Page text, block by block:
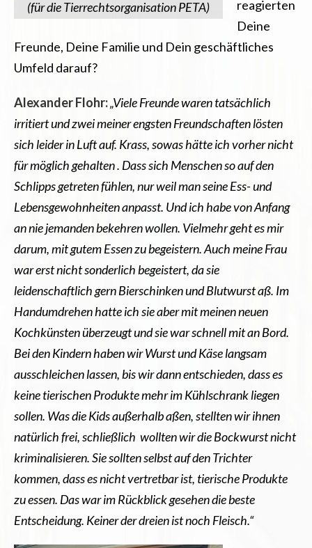
(für die Tierrechtsorganisation PETA)
reagierten
Deine
Freunde, Deine Familie und Dein geschäftliches
Umfeld darauf?
Alexander Flohr:„Viele Freunde waren tatsächlich
irritiert und zwei meiner engsten Freundschaften lösten
sich leider in Luft auf. Krass, sowas hätte ich vorher nicht
für möglich gehalten . Dass sich Menschen so auf den
Schlipps getreten fühlen, nur weil man seine Ess- und
Lebensgewohnheiten anpasst. Und ich habe von Anfang
an nie jemanden bekehren wollen. Vielmehr geht es mir
darum, mit gutem Essen zu begeistern. Auch meine Frau
war erst nicht sonderlich begeistert, da sie
leidenschaftlich gern Bierschinken und Blutwurst aß. Im
Handumdrehen hatte ich sie aber mit meinen neuen
Kochkünsten überzeugt und sie war schnell mit an Bord.
Bei den Kindern haben wir Wurst und Käse langsam
ausschleichen lassen, bis wir dann entschieden, dass es
keine tierischen Produkte mehr im Kühlschrank liegen
sollen. Was die Kids außerhalb aßen, stellten wir ihnen
natürlich frei, schließlich wollten wir die Bockwurst nicht
kriminalisieren. Sie sollten selbst auf den Trichter
kommen, dass es nicht vertretbar ist, tierische Produkte
zu essen. Das war im Rückblick gesehen die beste
Entscheidung. Keiner der dreien ist noch Fleisch.“